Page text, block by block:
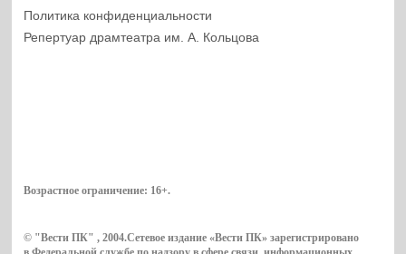
Политика конфиденциальности
Репертуар драмтеатра им. А. Кольцова
Возрастное ограничение: 16+.
© "Вести ПК" , 2004.Сетевое издание «Вести ПК» зарегистрировано